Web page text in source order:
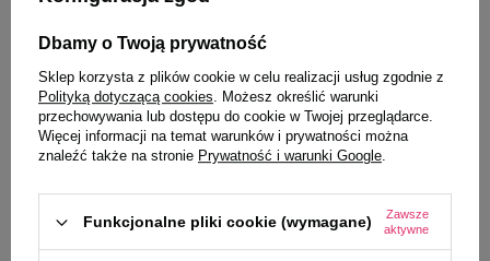
Wybrane specjalnie dla
Ciebie i Twojego czworonoga
Mokra karma dla psa alergika
Mokra karma dla psa alergika
Dbamy o Twoją prywatność
Sklep korzysta z plików cookie w celu realizacji usług zgodnie z
Polityką dotyczącą cookies. Możesz określić warunki
przechowywania lub dostępu do cookie w Twojej przeglądarce.
Więcej informacji na temat warunków i prywatności można
znaleźć także na stronie Prywatność i warunki Google.
Funkcjonalne pliki cookie (wymagane)
Zawsze
aktywne